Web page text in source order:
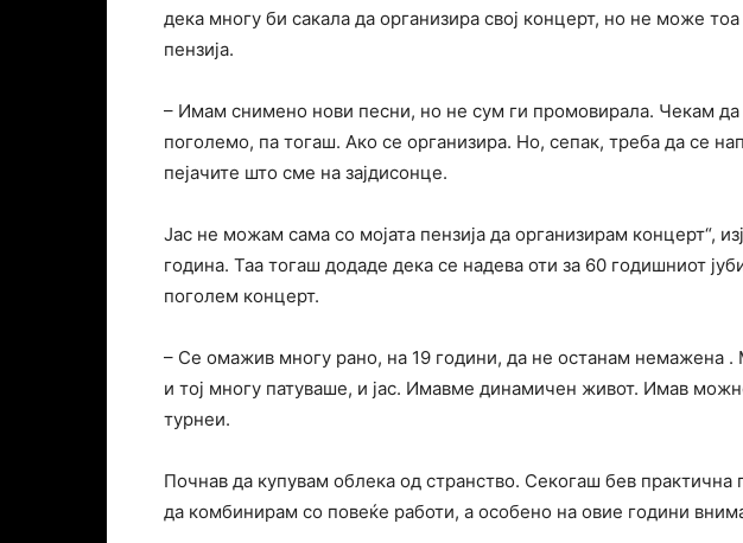
дека многу би сакала да организира свој концерт, но не може тоа
пензија.
– Имам снимено нови песни, но не сум ги промовирала. Чекам да
поголемо, па тогаш. Ако се организира. Но, сепак, треба да се
пејачите што сме на зајдисонце.
Јас не можам сама со мојата пензија да организирам концерт“,
година. Taa тогаш додаде дека се надева оти за 60 годишниот
поголем концерт.
– Се омажив многу рано, на 19 години, да не останам немажена
и тој многу патуваше, и јас. Имавме динамичен живот. Имав
турнеи.
Почнав да купувам облека од странство. Секогаш бев
да комбинирам со повеќе работи, а особено на овие години